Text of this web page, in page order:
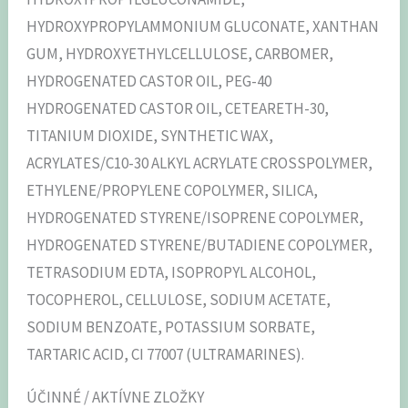
HYDROXYPROPYLAMMONIUM GLUCONATE, XANTHAN
GUM, HYDROXYETHYLCELLULOSE, CARBOMER,
HYDROGENATED CASTOR OIL, PEG-40
HYDROGENATED CASTOR OIL, CETEARETH-30,
TITANIUM DIOXIDE, SYNTHETIC WAX,
ACRYLATES/C10-30 ALKYL ACRYLATE CROSSPOLYMER,
ETHYLENE/PROPYLENE COPOLYMER, SILICA,
HYDROGENATED STYRENE/ISOPRENE COPOLYMER,
HYDROGENATED STYRENE/BUTADIENE COPOLYMER,
TETRASODIUM EDTA, ISOPROPYL ALCOHOL,
TOCOPHEROL, CELLULOSE, SODIUM ACETATE,
SODIUM BENZOATE, POTASSIUM SORBATE,
TARTARIC ACID, CI 77007 (ULTRAMARINES).
ÚČINNÉ / AKTÍVNE ZLOŽKY